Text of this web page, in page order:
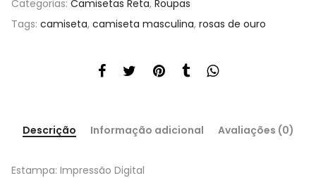
Categorias: Camisetas Reta, Roupas
Tags: camiseta, camiseta masculina, rosas de ouro
Descrição Informação adicional Avaliações (0)
Estampa: Impressão Digital